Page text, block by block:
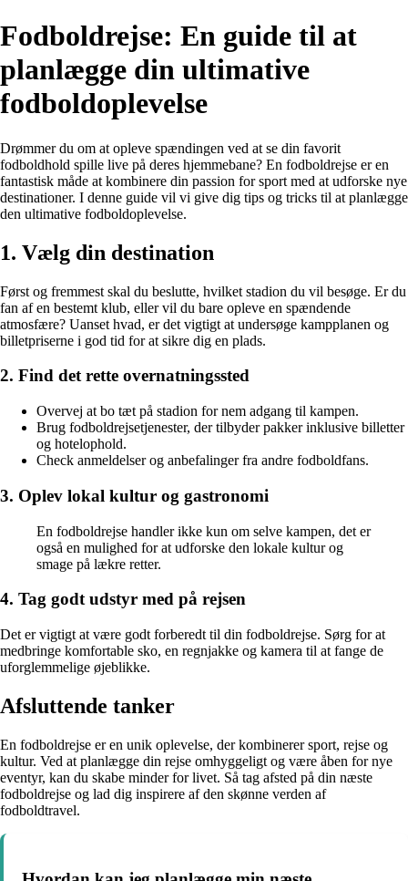
Fodboldrejse: En guide til at
planlægge din ultimative
fodboldoplevelse
Drømmer du om at opleve spændingen ved at se din favorit
fodboldhold spille live på deres hjemmebane? En fodboldrejse er en
fantastisk måde at kombinere din passion for sport med at udforske nye
destinationer. I denne guide vil vi give dig tips og tricks til at planlægge
den ultimative fodboldoplevelse.
1. Vælg din destination
Først og fremmest skal du beslutte, hvilket stadion du vil besøge. Er du
fan af en bestemt klub, eller vil du bare opleve en spændende
atmosfære? Uanset hvad, er det vigtigt at undersøge kampplanen og
billetpriserne i god tid for at sikre dig en plads.
2. Find det rette overnatningssted
Overvej at bo tæt på stadion for nem adgang til kampen.
Brug fodboldrejsetjenester, der tilbyder pakker inklusive billetter
og hotelophold.
Check anmeldelser og anbefalinger fra andre fodboldfans.
3. Oplev lokal kultur og gastronomi
En fodboldrejse handler ikke kun om selve kampen, det er
også en mulighed for at udforske den lokale kultur og
smage på lækre retter.
4. Tag godt udstyr med på rejsen
Det er vigtigt at være godt forberedt til din fodboldrejse. Sørg for at
medbringe komfortable sko, en regnjakke og kamera til at fange de
uforglemmelige øjeblikke.
Afsluttende tanker
En fodboldrejse er en unik oplevelse, der kombinerer sport, rejse og
kultur. Ved at planlægge din rejse omhyggeligt og være åben for nye
eventyr, kan du skabe minder for livet. Så tag afsted på din næste
fodboldrejse og lad dig inspirere af den skønne verden af
fodboldtravel.